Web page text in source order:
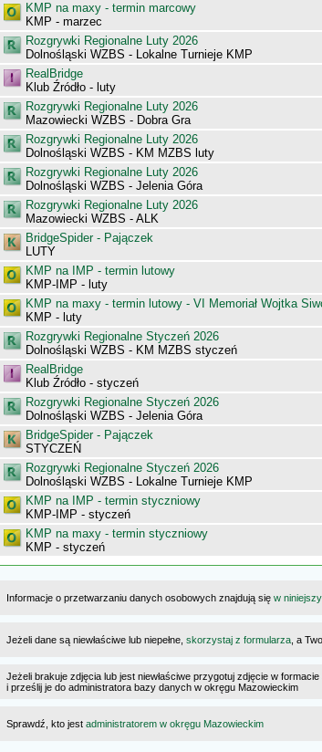
KMP na maxy - termin marcowy
KMP - marzec
Rozgrywki Regionalne Luty 2026
Dolnośląski WZBS - Lokalne Turnieje KMP
RealBridge
Klub Źródło - luty
Rozgrywki Regionalne Luty 2026
Mazowiecki WZBS - Dobra Gra
Rozgrywki Regionalne Luty 2026
Dolnośląski WZBS - KM MZBS luty
Rozgrywki Regionalne Luty 2026
Dolnośląski WZBS - Jelenia Góra
Rozgrywki Regionalne Luty 2026
Mazowiecki WZBS - ALK
BridgeSpider - Pajączek
LUTY
KMP na IMP - termin lutowy
KMP-IMP - luty
KMP na maxy - termin lutowy - VI Memoriał Wojtka
KMP - luty
Rozgrywki Regionalne Styczeń 2026
Dolnośląski WZBS - KM MZBS styczeń
RealBridge
Klub Źródło - styczeń
Rozgrywki Regionalne Styczeń 2026
Dolnośląski WZBS - Jelenia Góra
BridgeSpider - Pajączek
STYCZEŃ
Rozgrywki Regionalne Styczeń 2026
Dolnośląski WZBS - Lokalne Turnieje KMP
KMP na IMP - termin styczniowy
KMP-IMP - styczeń
KMP na maxy - termin styczniowy
KMP - styczeń
Informacje o przetwarzaniu danych osobowych znajdują się w
Jeżeli dane są niewłaściwe lub niepełne, skorzystaj z formularza , a
Jeżeli brakuje zdjęcia lub jest niewłaściwe przygotuj zdjęcie w
i prześlij je do administratora bazy danych w okręgu Mazowieckim
Sprawdź, kto jest administratorem w okręgu Mazowieckim